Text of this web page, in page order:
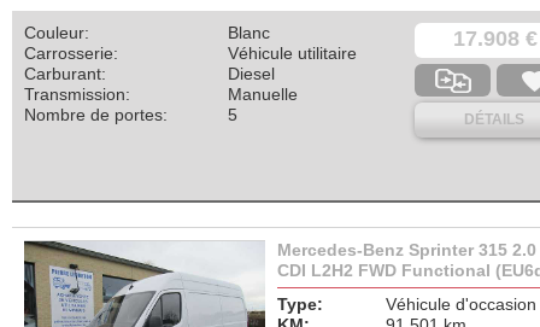
17.908 €
DÉTAILS
Couleur:
Blanc
Carrosserie:
Véhicule utilitaire
Carburant:
Diesel
Transmission:
Manuelle
Nombre de portes:
5
Mercedes-Benz Sprinter 315 2.0
CDI L2H2 FWD Functional
Type:
Véhicule d'occasion